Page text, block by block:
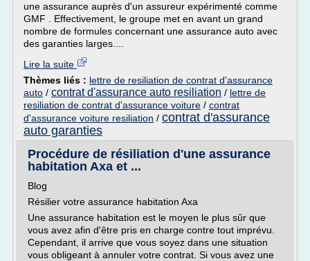
une assurance auprès d'un assureur expérimenté comme
GMF . Effectivement, le groupe met en avant un grand
nombre de formules concernant une assurance auto avec
des garanties larges....
Lire la suite
Thèmes liés : lettre de resiliation de contrat d'assurance
auto / contrat d'assurance auto resiliation / lettre de
resiliation de contrat d'assurance voiture / contrat
d'assurance voiture resiliation / contrat d'assurance
auto garanties
Procédure de résiliation d'une assurance
habitation Axa et ...
Blog
Résilier votre assurance habitation Axa
Une assurance habitation est le moyen le plus sûr que
vous avez afin d'être pris en charge contre tout imprévu.
Cependant, il arrive que vous soyez dans une situation
vous obligeant à annuler votre contrat. Si vous avez une